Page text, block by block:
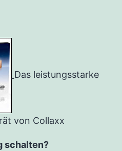
Das leistungsstarke
von Collaxx
schalten?